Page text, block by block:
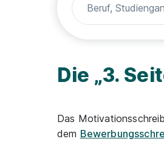
Die „3.
Das
dem